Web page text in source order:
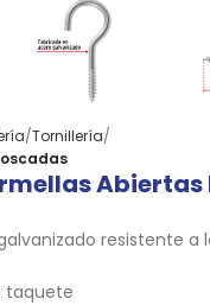
Tornillería
Abiertas
resistente a
taquete